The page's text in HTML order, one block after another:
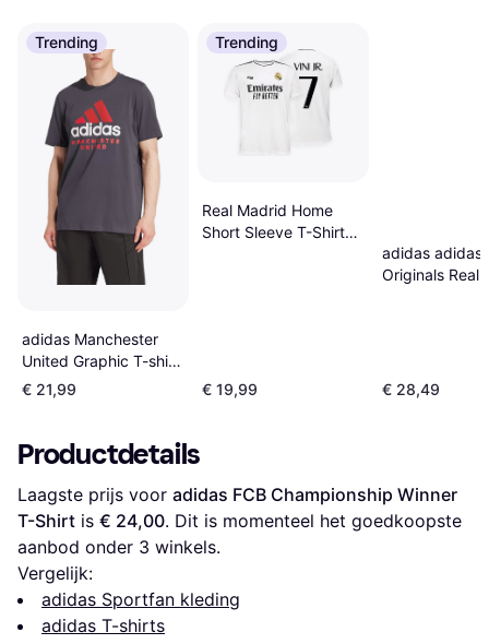
Trending
adidas Manchester
United Graphic T-shirt
2024/25 Gris L
€ 21,99
Trending
Real Madrid Home
Short Sleeve T-Shirt
€ 19,99
adidas adidas
Originals Real
€ 28,49
Productdetails
Laagste prijs voor adidas FCB Championship Winner
T-Shirt is € 24,00. Dit is momenteel het goedkoopste
aanbod onder 3 winkels.
Vergelijk:
adidas Sportfan kleding
adidas T-shirts